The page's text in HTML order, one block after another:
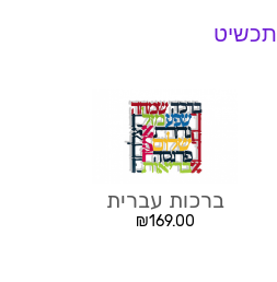
תכשיט
ברכות עברית
₪169.00